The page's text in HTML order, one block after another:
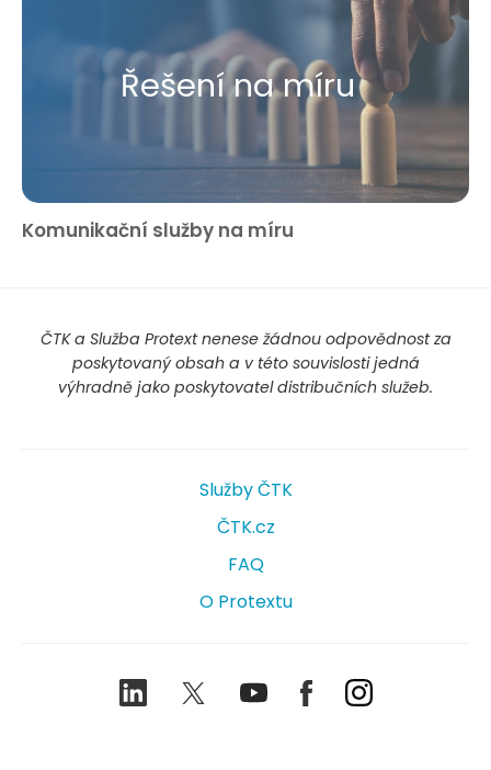
Řešení na míru
Komunikační služby na míru
ČTK a Služba Protext nenese žádnou odpovědnost za
poskytovaný obsah a v této souvislosti jedná
výhradně jako poskytovatel distribučních služeb.
Služby ČTK
ČTK.cz
FAQ
O Protextu
LinkedIn TwitterYoutubeFacebookInstagram